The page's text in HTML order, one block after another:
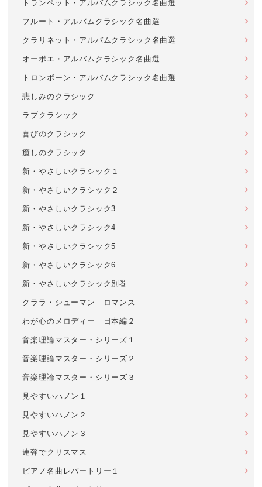
トランペット・アルバムクラシック名曲選
フルート・アルバムクラシック名曲選
クラリネット・アルバムクラシック名曲選
オーボエ・アルバムクラシック名曲選
トロンボーン・アルバムクラシック名曲選
悲しみのクラシック
ラブクラシック
喜びのクラシック
癒しのクラシック
新・やさしいクラシック１
新・やさしいクラシック２
新・やさしいクラシック3
新・やさしいクラシック4
新・やさしいクラシック5
新・やさしいクラシック6
新・やさしいクラシック別巻
クララ・シューマン ロマンス
わが心のメロディー 日本編２
音楽理論マスター・シリーズ１
音楽理論マスター・シリーズ２
音楽理論マスター・シリーズ３
見やすいハノン１
見やすいハノン２
見やすいハノン３
連弾でクリスマス
ピアノ名曲レパートリー１